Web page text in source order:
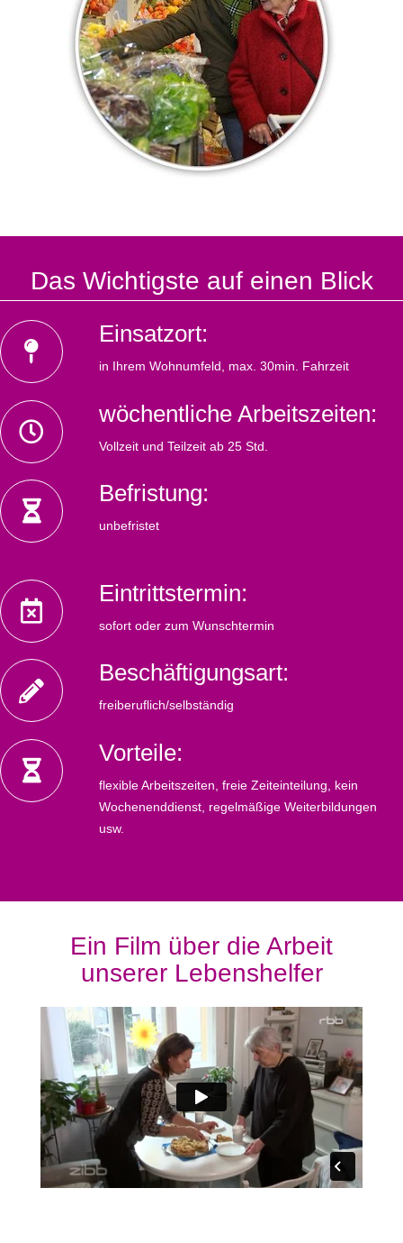
Das Wichtigste auf einen Blick
Einsatzort:
in Ihrem Wohnumfeld, max. 30min. Fahrzeit
wöchentliche Arbeitszeiten:
Vollzeit und Teilzeit ab 25 Std.
Befristung:
unbefristet
Eintrittstermin:
sofort oder zum Wunschtermin
Beschäftigungsart:
freiberuflich/selbständig
Vorteile:
flexible Arbeitszeiten, freie Zeiteinteilung, kein
Wochenenddienst, regelmäßige Weiterbildungen
usw.
Ein Film über die Arbeit
unserer Lebenshelfer